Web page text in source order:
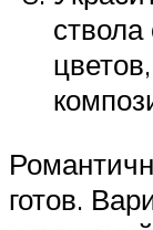
готов.